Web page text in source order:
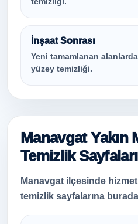
İnşaat Sonrası
Yeni tamamlanan
yüzey temizliği.
Manavgat Yakın
Temizlik Sayfaları
Manavgat ilçesinde
temizlik sayfalarına